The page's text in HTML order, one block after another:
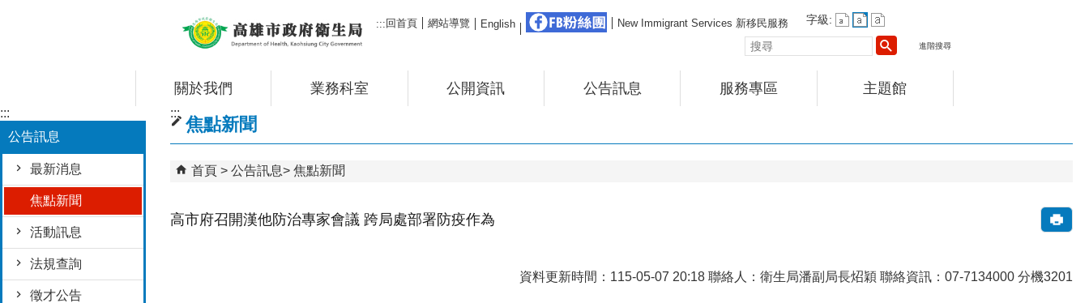
:::回首頁 網站導覽 English FB粉絲團
New Immigrant Services 新移民服務
字級:
尋
進階搜尋
關於我們 業務科室 公開資訊 公告訊息 服務專區 主題館
:::
公告訊息
最新消息
焦點新聞
活動訊息
法規查詢
徵才公告
:::
焦點新聞
首頁 公告訊息 焦點新聞
高市府召開漢他防治專家會議 跨局處部署防疫作為
資料更新時間：115-05-07 20:18 聯絡人：衛生局潘副局長炤穎 聯絡資訊：07-7134000 分機3201